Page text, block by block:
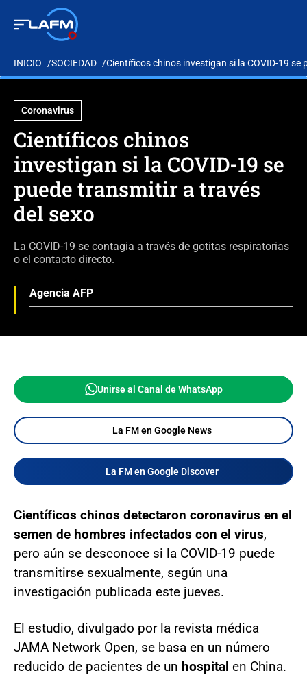
INICIO SOCIEDAD Científicos chinos investigan si la COVID-19
Coronavirus
Científicos chinos
investigan si la COVID-19 se
puede transmitir a través
del sexo
La COVID-19 se contagia a través de gotitas respiratorias
o el contacto directo.
Agencia AFP
Unirse al Canal de WhatsApp
La FM en Google News
La FM en Google Discover
Científicos chinos detectaron coronavirus en el
semen de hombres infectados con el virus,
pero aún se desconoce si la COVID-19 puede
transmitirse sexualmente, según una
investigación publicada este jueves.
El estudio, divulgado por la revista médica
JAMA Network Open, se basa en un número
reducido de pacientes de un hospital en China.